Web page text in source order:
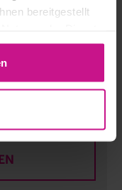
bereitgestellt
&